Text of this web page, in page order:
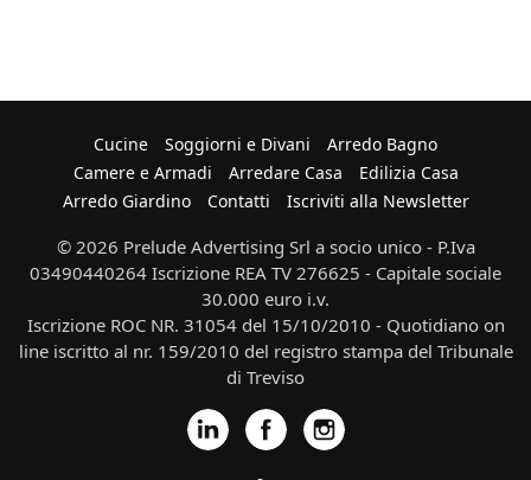
Cucine Soggiorni e Divani
Arredo Bagno
Camere e Armadi
Arredare Casa
Edilizia Casa
Arredo Giardino
Contatti Iscriviti alla Newsletter
© 2026 Prelude Advertising Srl a socio unico - P.Iva
03490440264 Iscrizione REA TV 276625 - Capitale sociale
30.000 euro i.v.
Iscrizione ROC NR. 31054 del 15/10/2010 - Quotidiano on
line iscritto al nr. 159/2010 del registro stampa del Tribunale
di Treviso